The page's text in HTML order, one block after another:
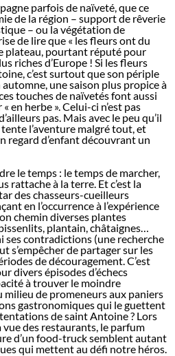
parfois de naïveté, que ce
de la région – support de rêverie
– ou la végétation de
de lire que « les fleurs ont du
plateau, pourtant réputé pour
riches d’Europe ! Si les fleurs
c’est surtout que son périple
une saison plus propice à
touches de naïvetés font aussi
en herbe ». Celui-ci n’est pas
pas. Mais avec le peu qu’il
l’aventure malgré tout, et
regard d’enfant découvrant un
le temps : le temps de marcher,
rattache à la terre. Et c’est la
des chasseurs-cueilleurs
en l’occurrence à l’expérience
chemin diverses plantes
plantain, châtaignes…
ses contradictions (une recherche
s’empêcher de partager sur les
de découragement. C’est
divers épisodes d’échecs
à trouver le moindre
milieu de promeneurs aux paniers
gastronomiques qui le guettent
de saint Antoine ? Lors
vue des restaurants, le parfum
d’un food-truck semblent autant
qui mettent au défi notre héros.